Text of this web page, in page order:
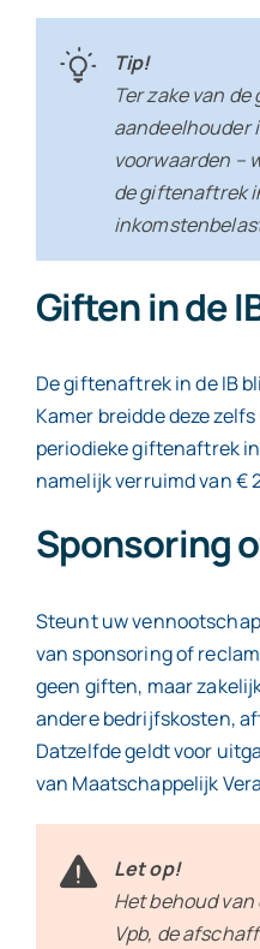
Tip!
Ter zake van
aandeelhouder
voorwaarden –
de giftenaftrek
Giften in de
De giftenaftrek in de IB
Kamer breidde deze
periodieke giftenaftrek
namelijk verruimd van €
Sponsoring
Steunt uw
van sponsoring of
geen giften, maar
andere bedrijfskosten,
Datzelfde geldt voor
van Maatschappelijk
Let op!
Het behoud
Vpb, de